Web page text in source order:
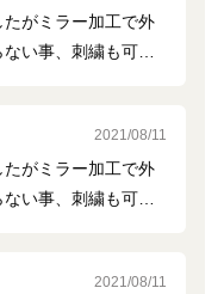
がミラー加工で外
い事、刺繍も可愛
2021/08/11
がミラー加工で外
い事、刺繍も可愛
2021/08/11